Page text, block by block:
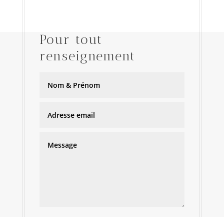
Pour tout
renseignement